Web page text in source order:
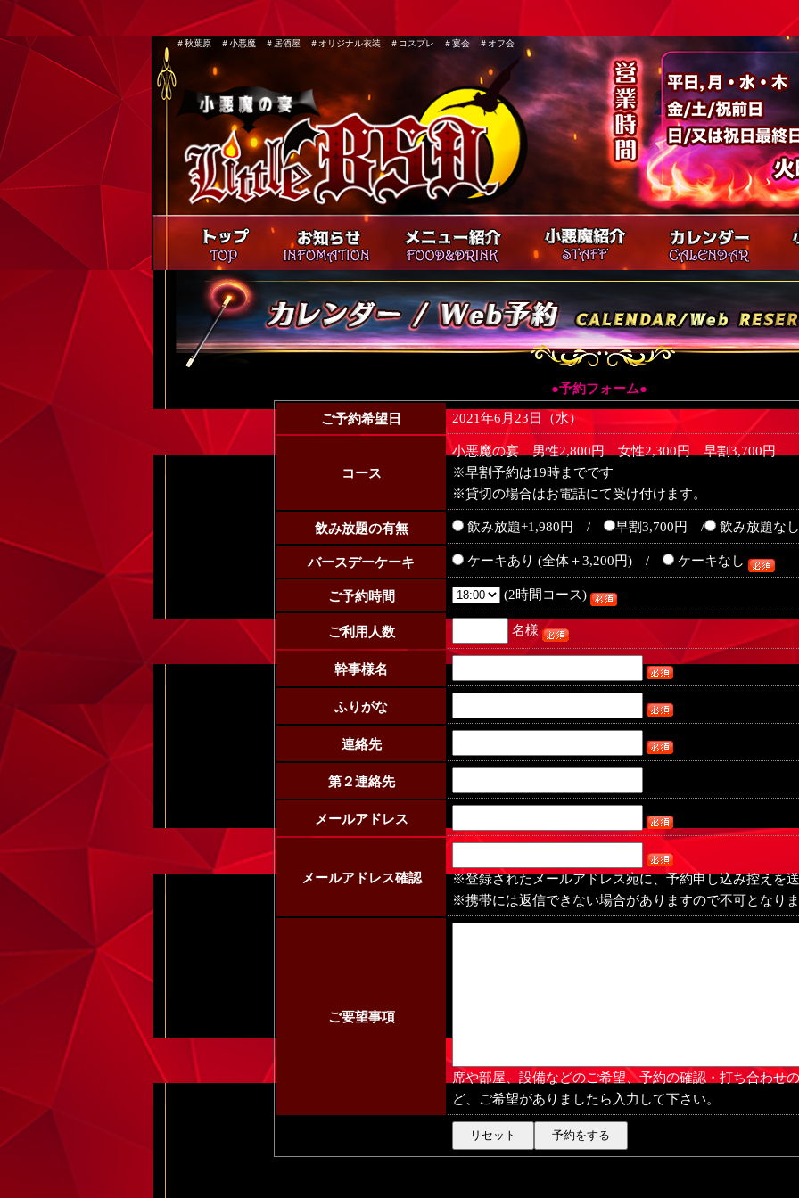
＃秋葉原 ＃小悪魔 ＃居酒屋 ＃オリジナル衣装 ＃コスプレ ＃宴会 ＃オフ会
●予約フォーム●
ご予約希望日 2021年6月23日（水）
コース
小悪魔の宴 男性2,800円 女性2,300円 早割3,700円
※早割予約は19時までです
※貸切の場合はお電話にて受け付けます。
飲み放題の有無 飲み放題+1,980円 / 早割3,700円 / 飲み放題な
バースデーケーキ ケーキあり (全体＋3,200円) / ケーキなし
ご予約時間 (2時間コース)
ご利用人数 名様
幹事様名
ふりがな
連絡先
第２連絡先
メールアドレス
メールアドレス確認
※登録されたメールアドレス宛に、予約申し込み控えを
※携帯には返信できない場合がありますので不可となり
ご要望事項
席や部屋、設備などのご希望、予約の確認・打ち合わせ
ど、ご希望がありましたら入力して下さい。